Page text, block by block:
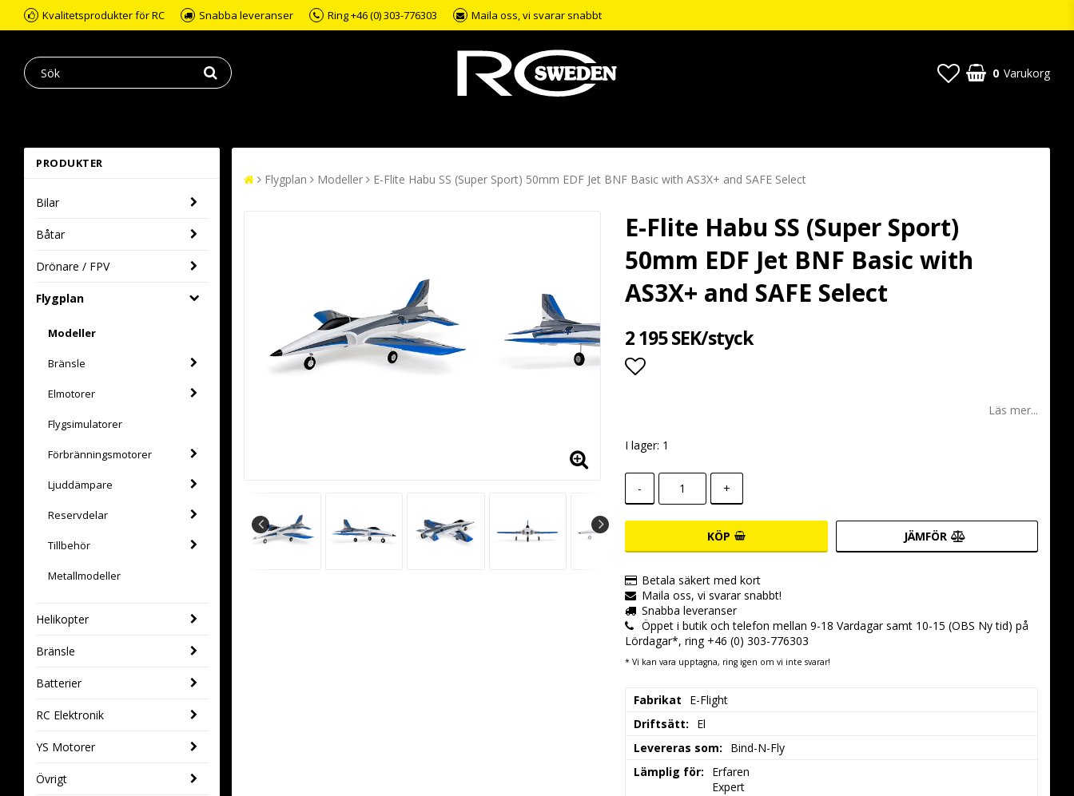
Kvalitetsprodukter för RC Snabba leveranser Ring +46 (0) 303-776303 Maila oss, vi svarar snabbt
0 Varukorg
PRODUKTER
Bilar
Båtar
Drönare / FPV
Flygplan
Modeller
Bränsle
Elmotorer
Flygsimulatorer
Förbränningsmotorer
Ljuddämpare
Reservdelar
Tillbehör
Metallmodeller
Helikopter
Bränsle
Batterier
RC Elektronik
YS Motorer
Övrigt
Flygplan Modeller E-Flite Habu SS (Super Sport) 50mm EDF Jet BNF Basic with AS3X+ and SAFE Select
E-Flite Habu SS (Super Sport)
50mm EDF Jet BNF Basic with
AS3X+ and SAFE Select
2 195 SEK/styck
Läs mer...
I lager: 1
- +
KÖP JÄMFÖR
Betala säkert med kort
Maila oss, vi svarar snabbt!
Snabba leveranser
Öppet i butik och telefon mellan 9-18 Vardagar samt 10-15 (OBS Ny tid) på
Lördagar*, ring +46 (0) 303-776303
* Vi kan vara upptagna, ring igen om vi inte svarar!
Fabrikat
E-Flight
Driftsätt:
El
Levereras som:
Bind-N-Fly
Lämplig för:
Erfaren
Expert